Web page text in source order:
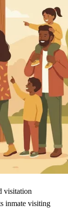
visitation
inmate visiting